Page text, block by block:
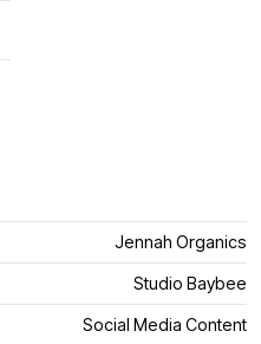
Jennah Organics
Studio Baybee
Social Media Content